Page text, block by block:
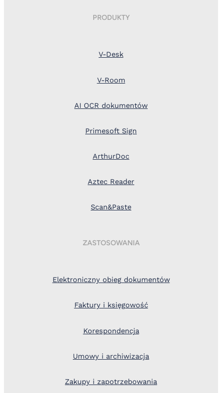
PRODUKTY
V-Desk
V-Room
AI OCR dokumentów
Primesoft Sign
ArthurDoc
Aztec Reader
Scan&Paste
ZASTOSOWANIA
Elektroniczny obieg dokumentów
Faktury i księgowość
Korespondencja
Umowy i archiwizacja
Zakupy i zapotrzebowania